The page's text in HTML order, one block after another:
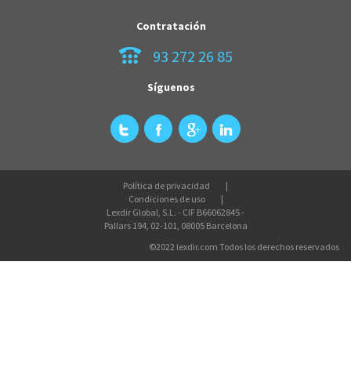
Contratación
93 272 26 85
Síguenos
Política de privacidad
Condiciones de uso
Lexdir Global, S.L. - CIF B66062845 -
Pallars 194, 02-101, 08005 Barcelona
©2022 lexdir.com Todos los derechos reservados